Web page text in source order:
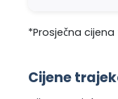
*Prosječna
Cijene